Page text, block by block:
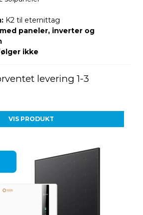
K2 til eternittag
paneler, inverter og
ikke
levering 1-3
VIS PRODUKT